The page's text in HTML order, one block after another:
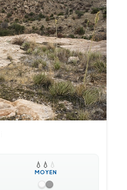
💧 💧 💧
MOYEN